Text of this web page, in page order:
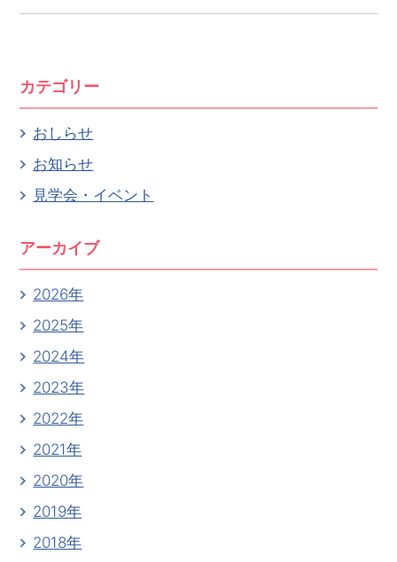
カテゴリー
おしらせ
お知らせ
見学会・イベント
アーカイブ
2026年
2025年
2024年
2023年
2022年
2021年
2020年
2019年
2018年